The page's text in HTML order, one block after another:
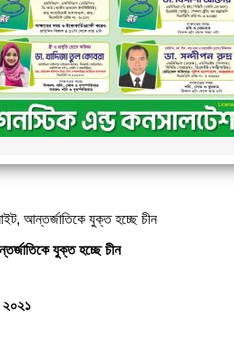
আন্তর্জাতিকে যুক্ত হচ্ছে চীন
যুক্ত হচ্ছে চীন
২০২১